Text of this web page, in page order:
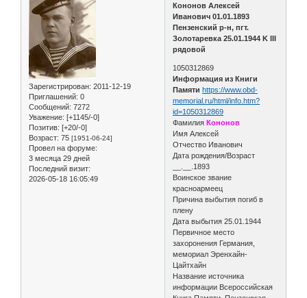
Зарегистрирован: 2011-12-19
Приглашений: 0
Сообщений: 7272
Уважение: [+1145/-0]
Позитив: [+20/-0]
Возраст: 75 [1951-06-24]
Провел на форуме:
3 месяца 29 дней
Последний визит:
2026-05-18 16:05:49
Кононов Алексей
Иванович 01.01.1893
Пензенский р-н, пгт.
Золотаревка 25.01.1944 K III
рядовой
1050312869
Информация из Книги
Памяти https://www.obd-
memorial.ru/html/info.htm?
id=1050312869
ФамилияКононов
Имя Алексей
Отчество Иванович
Дата рождения/Возраст
__.__.1893
Воинское звание
красноармеец
Причина выбытия погиб в
плену
Дата выбытия 25.01.1944
Первичное место
захоронения Германия,
мемориал Эренхайн-
Цайтхайн
Название источника
информации Всероссийская